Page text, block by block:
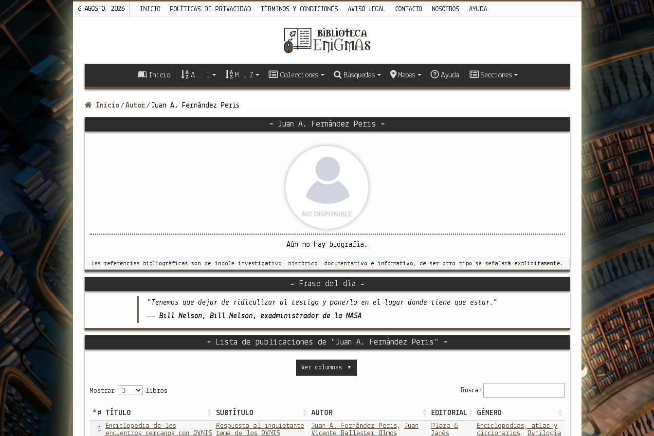
6 AGOSTO, 2026 INICIO POLÍTICAS DE PRIVACIDAD TÉRMINOS Y CONDICIONES AVISO LEGAL CONTACTO NOSOTROS AYUDA
Inicio A … L M … Z Colecciones Búsquedas Mapas Ayuda Secciones
Inicio / Autor / Juan A. Fernández Peris
= Juan A. Fernández Peris =
Aún no hay biografía.
Las referencias bibliográficas son de índole investigativo, histórico, documentativo e informativo, de ser otro tipo se señalará explícitamente.
= Frase del día =
"Tenemos que dejar de ridiculizar al testigo y ponerlo en el lugar donde tiene que estar."
— Bill Nelson, Bill Nelson, exadministrador de la NASA
= Lista de publicaciones de "Juan A. Fernández Peris" =
Ver columnas ▼
Mostrar libros Buscar
# TÍTULO SUBTÍTULO AUTOR EDITORIAL GÉNERO
1
Enciclopedia de los
encuentros cercanos con OVNIS
Respuesta al inquietante
tema de los OVNIS
Juan A. Fernández Peris , Juan
Vicente Ballester Olmos
Plaza &
Janés
Enciclopedias, atlas y
diccionarios , Ovnilogía